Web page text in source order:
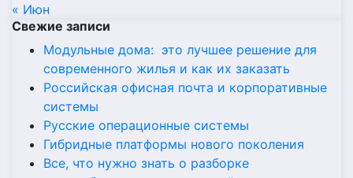
« Июн
Свежие записи
Модульные дома: это лучшее решение для
современного жилья и как их заказать
Российская офисная почта и корпоративные
системы
Русские операционные системы
Гибридные платформы нового поколения
Все, что нужно знать о разборке